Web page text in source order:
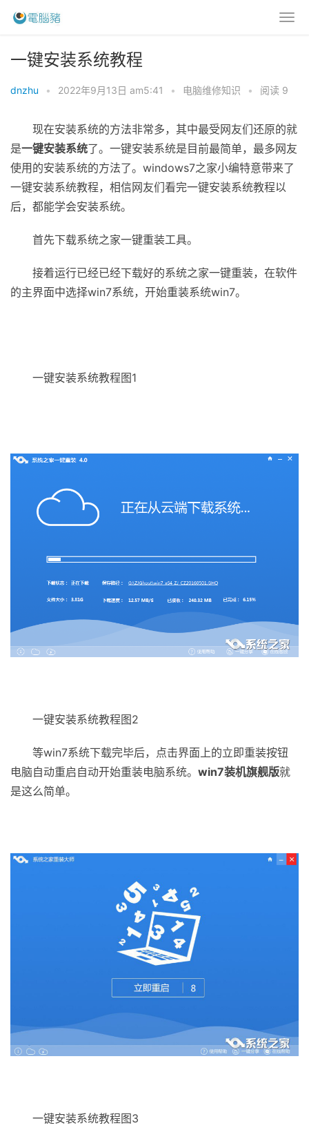
一键安装系统教程
dnzhu • 2022年9月13日 am5:41 • 电脑维修知识 • 阅读 9
现在安装系统的方法非常多，其中最受网友们还原的就
是一键安装系统了。一键安装系统是目前最简单，最多网友
使用的安装系统的方法了。windows7之家小编特意带来了
一键安装系统教程，相信网友们看完一键安装系统教程以
后，都能学会安装系统。
首先下载系统之家一键重装工具。
接着运行已经已经下载好的系统之家一键重装，在软件
的主界面中选择win7系统，开始重装系统win7。
一键安装系统教程图1
一键安装系统教程图2
等win7系统下载完毕后，点击界面上的立即重装按钮
电脑自动重启自动开始重装电脑系统。 win7装机旗舰版就
是这么简单。
一键安装系统教程图3